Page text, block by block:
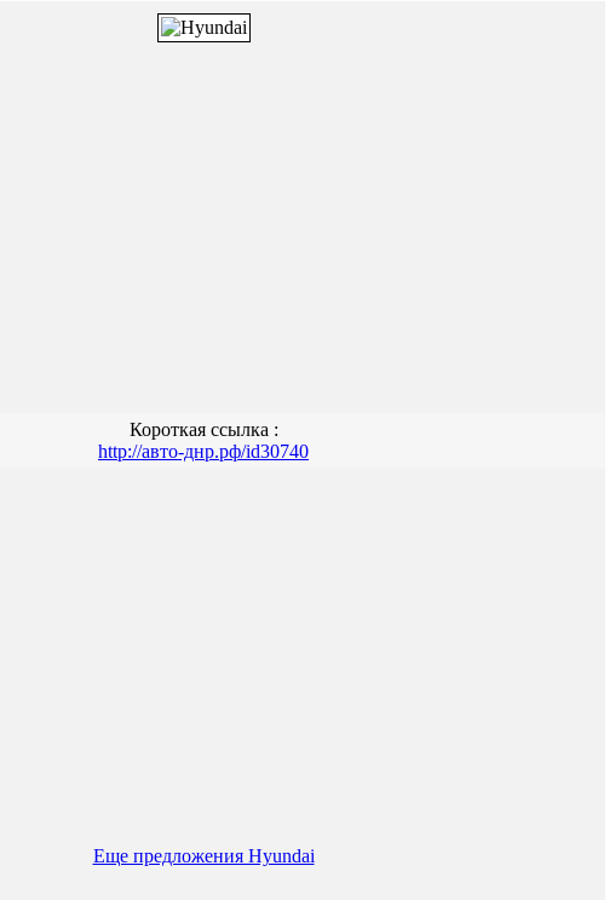
Короткая ссылка :
http://авто-днр.рф/id30740
Еще предложения Hyundai